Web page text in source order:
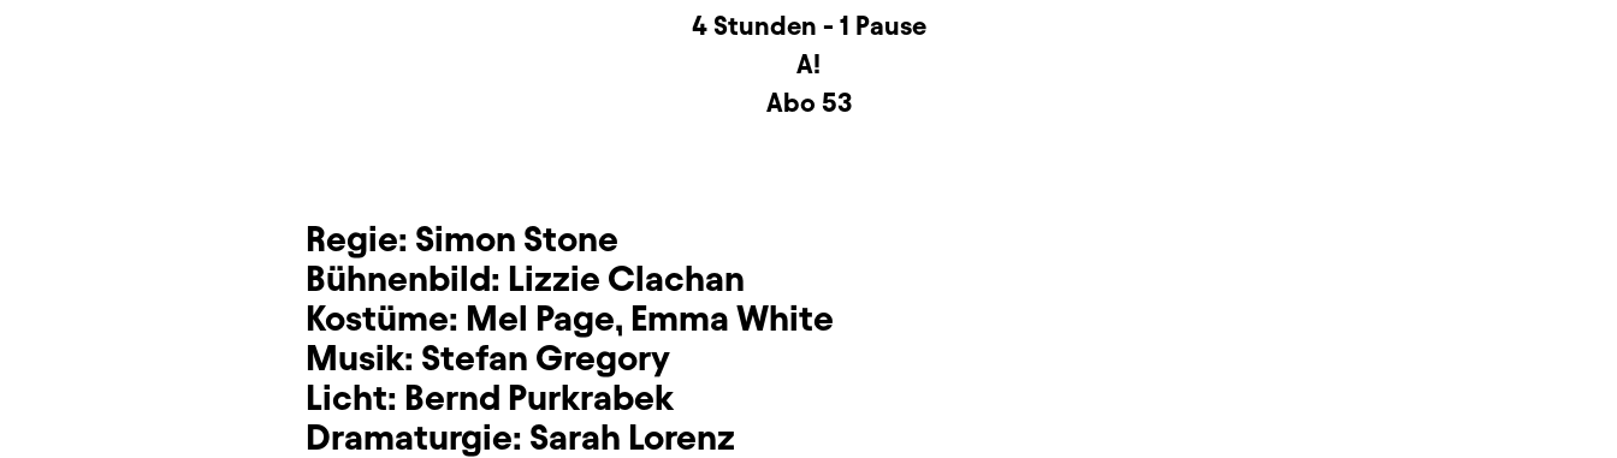
4 Stunden - 1 Pause
A!
Abo 53
Regie: Simon Stone
Bühnenbild: Lizzie Clachan
Kostüme: Mel Page, Emma White
Musik: Stefan Gregory
Licht: Bernd Purkrabek
Dramaturgie: Sarah Lorenz